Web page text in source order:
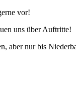
vor!
uns über Auftritte!
aber nur bis